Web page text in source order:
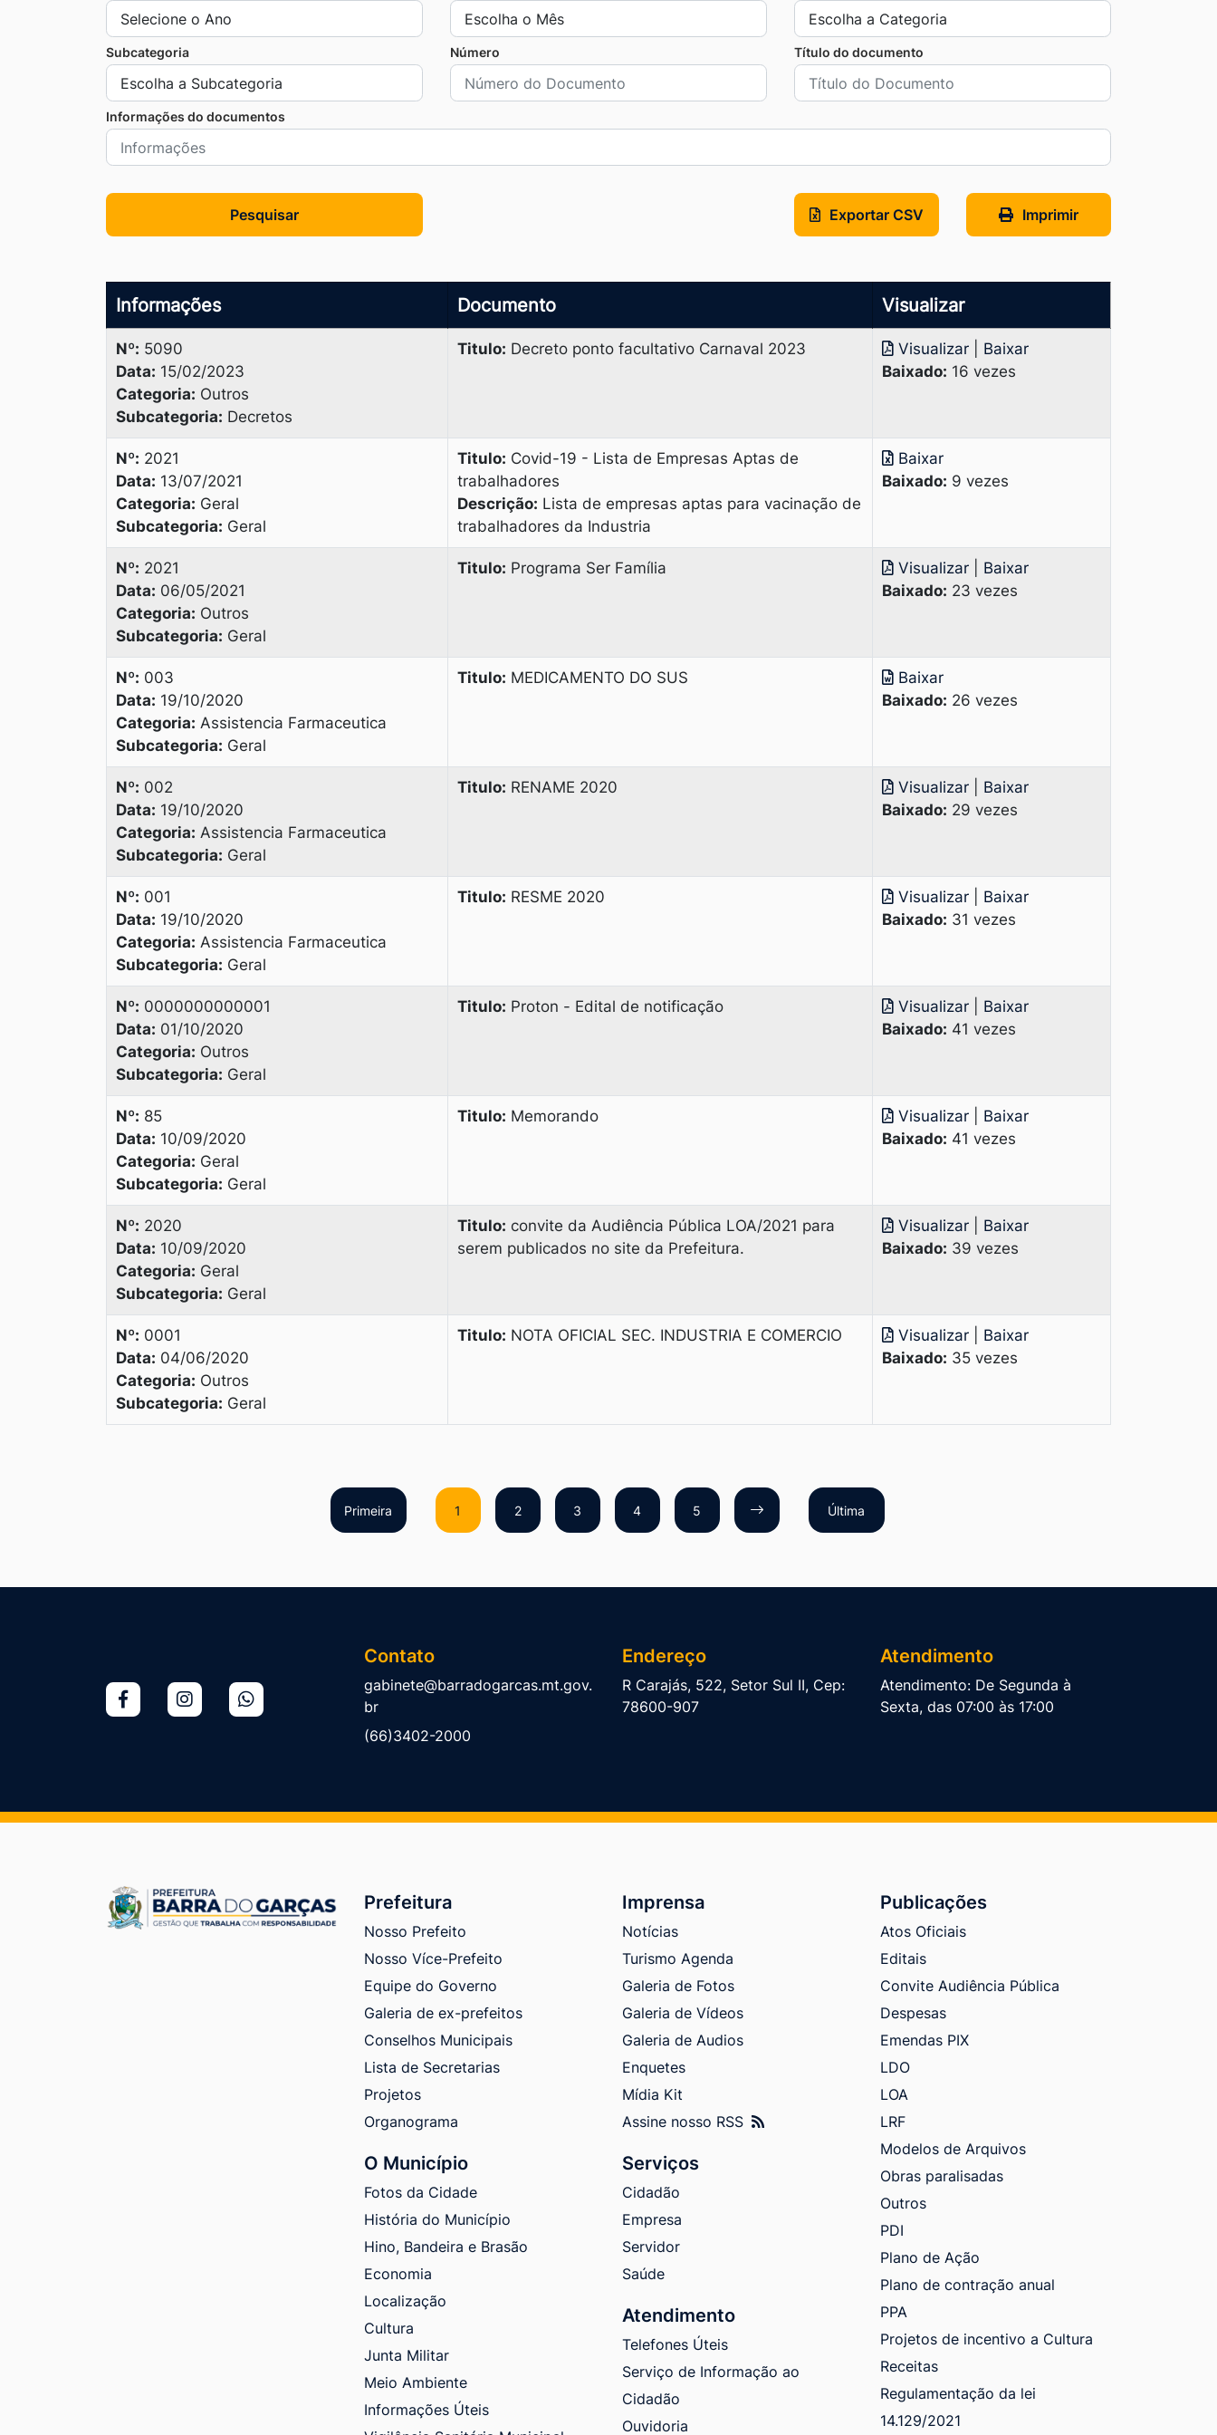
para
o
rodapé
[alt+4]
Subcategoria Número Título do documento
Informações do documentos
Pesquisar Exportar CSV Imprimir
Informações Documento Visualizar
Nº: 5090
Data: 15/02/2023
Categoria: Outros
Subcategoria: Decretos
Titulo: Decreto ponto facultativo Carnaval 2023 Visualizar
Baixar
Baixado: 16 vezes
Nº: 2021
Data: 13/07/2021
Categoria: Geral
Subcategoria: Geral
Titulo: Covid-19 - Lista de Empresas Aptas de
trabalhadores
Descrição: Lista de empresas aptas para vacinação de
trabalhadores da Industria
Baixar
Baixado: 9 vezes
Nº: 2021
Data: 06/05/2021
Categoria: Outros
Subcategoria: Geral
Titulo: Programa Ser Família Visualizar
Baixar
Baixado: 23 vezes
Nº: 003
Data: 19/10/2020
Categoria: Assistencia Farmaceutica
Subcategoria: Geral
Titulo: MEDICAMENTO DO SUS
Baixar
Baixado: 26 vezes
Nº: 002
Data: 19/10/2020
Categoria: Assistencia Farmaceutica
Subcategoria: Geral
Titulo: RENAME 2020 Visualizar
Baixar
Baixado: 29 vezes
Nº: 001
Data: 19/10/2020
Categoria: Assistencia Farmaceutica
Subcategoria: Geral
Titulo: RESME 2020 Visualizar
Baixar
Baixado: 31 vezes
Nº: 0000000000001
Data: 01/10/2020
Categoria: Outros
Subcategoria: Geral
Titulo: Proton - Edital de notificação Visualizar
Baixar
Baixado: 41 vezes
Nº: 85
Data: 10/09/2020
Categoria: Geral
Subcategoria: Geral
Titulo: Memorando Visualizar
Baixar
Baixado: 41 vezes
Nº: 2020
Data: 10/09/2020
Categoria: Geral
Subcategoria: Geral
Titulo: convite da Audiência Pública LOA/2021 para
serem publicados no site da Prefeitura.
Visualizar
Baixar
Baixado: 39 vezes
Nº: 0001
Data: 04/06/2020
Categoria: Outros
Subcategoria: Geral
Titulo: NOTA OFICIAL SEC. INDUSTRIA E COMERCIO Visualizar
Baixar
Baixado: 35 vezes
Primeira 1 2 3 4 5 Última
Contato
gabinete@barradogarcas.mt.gov.
br
(66)3402-2000
Endereço
R Carajás, 522, Setor Sul II, Cep:
78600-907
Atendimento
Atendimento: De Segunda à
Sexta, das 07:00 às 17:00
Prefeitura
Nosso Prefeito
Nosso Více-Prefeito
Equipe do Governo
Galeria de ex-prefeitos
Conselhos Municipais
Lista de Secretarias
Projetos
Organograma
O Município
Fotos da Cidade
História do Município
Hino, Bandeira e Brasão
Economia
Localização
Cultura
Junta Militar
Meio Ambiente
Informações Úteis
Imprensa
Notícias
Turismo Agenda
Galeria de Fotos
Galeria de Vídeos
Galeria de Audios
Enquetes
Mídia Kit
Assine nosso RSS
Serviços
Cidadão
Empresa
Servidor
Saúde
Atendimento
Telefones Úteis
Serviço de Informação ao
Cidadão
Ouvidoria
Publicações
Atos Oficiais
Editais
Convite Audiência Pública
Despesas
Emendas PIX
LDO
LOA
LRF
Modelos de Arquivos
Obras paralisadas
Outros
PDI
Plano de Ação
Plano de contração anual
PPA
Projetos de incentivo a Cultura
Receitas
Regulamentação da lei
14.129/2021